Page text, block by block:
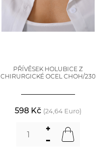
PŘÍVĚSEK HOLUBICE Z
CHIRURGICKÉ OCEL CHOH/230
598 Kč (24,64 Euro)